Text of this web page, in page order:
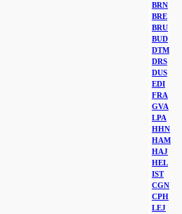
BRN
BRE
BRU
BUD
DTM
DRS
DUS
EDI
FRA
GVA
LPA
HHN
HAM
HAJ
HEL
IST
CGN
CPH
LEJ